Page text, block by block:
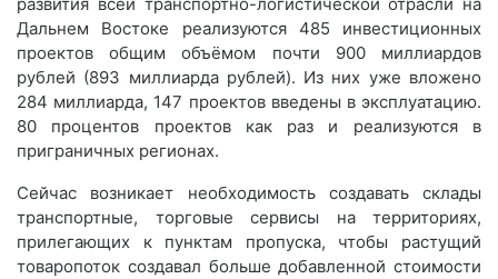
Дальнем Востоке реализуются 485 инвестиционных
проектов общим объёмом почти 900 миллиардов
рублей (893 миллиарда рублей). Из них уже вложено
284 миллиарда, 147 проектов введены в эксплуатацию.
80 процентов проектов как раз и реализуются в
приграничных регионах.
Сейчас возникает необходимость создавать склады
транспортные, торговые сервисы на территориях,
прилегающих к пунктам пропуска, чтобы растущий
товаропоток создавал больше добавленной стоимости